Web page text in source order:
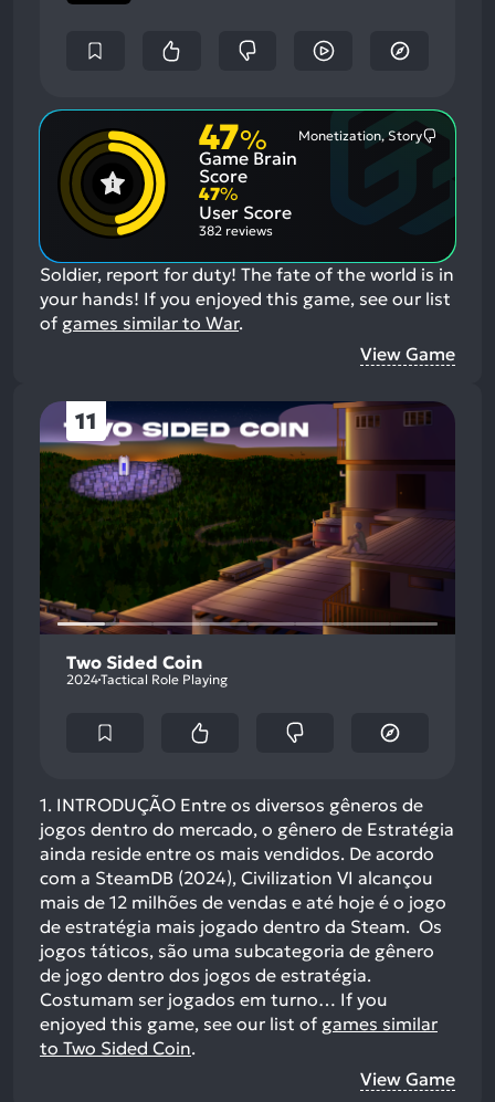
47%
Game Brain
Score
Monetization, Story
47%
User Score
382 reviews
Soldier, report for duty! The fate of the world is in
your hands! If you enjoyed this game, see our list
of games similar to War.
View Game
11
Two Sided Coin
2024Tactical Role Playing
1. INTRODUÇÃO Entre os diversos gêneros de
jogos dentro do mercado, o gênero de Estratégia
ainda reside entre os mais vendidos. De acordo
com a SteamDB (2024), Civilization VI alcançou
mais de 12 milhões de vendas e até hoje é o jogo
de estratégia mais jogado dentro da Steam. Os
jogos táticos, são uma subcategoria de gênero
de jogo dentro dos jogos de estratégia.
Costumam ser jogados em turno… If you
enjoyed this game, see our list of games similar
to Two Sided Coin.
View Game